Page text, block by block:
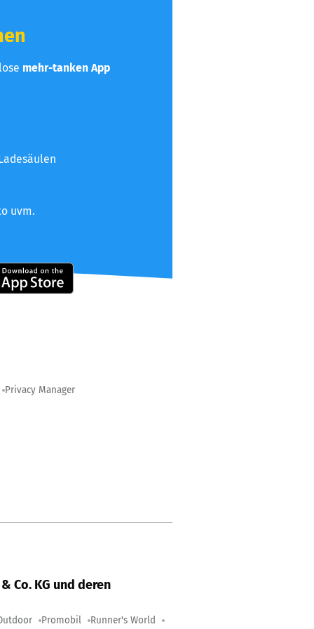
mehr-tanken App
uvm.
Privacy Manager
Co. KG und deren
Promobil Runner's World